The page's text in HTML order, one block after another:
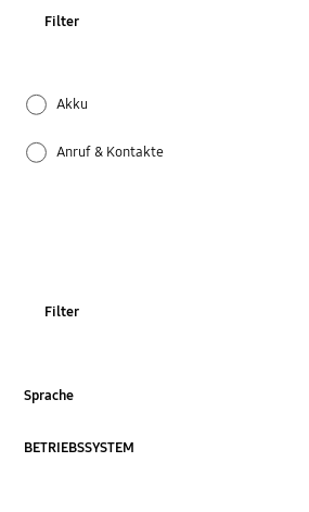
Filter
Akku
Anruf & Kontakte
Firmware-Update
Galaxy Apps
Filter
Sprache
BETRIEBSSYSTEM